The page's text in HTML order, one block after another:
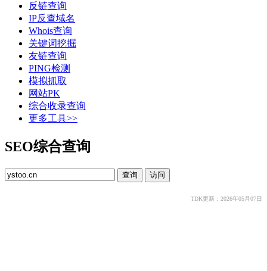
反链查询
IP反查域名
Whois查询
关键词挖掘
友链查询
PING检测
模拟抓取
网站PK
综合收录查询
更多工具>>
SEO综合查询
TDK更新：2026年05月07日